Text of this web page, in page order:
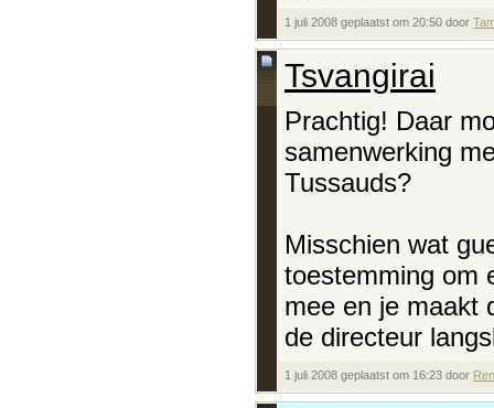
1 juli 2008 geplaatst om 20:50 door
Tsvangirai
Prachtig! Daar
samenwerking
Tussauds?
Misschien wat
toestemming om
mee en je maakt
de directeur
1 juli 2008 geplaatst om 16:23 door